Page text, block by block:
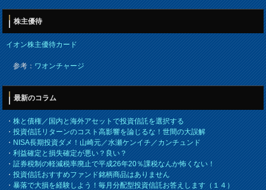
株主優待
イオン株主優待カード
参考：ワオンチャージ
最新のコラム
・株と債権／国内と海外アセットで投資信託を選択する
・投資信託リターンのコスト高影響を論じるな！世間の大誤解
・NISA長期投資ダメ！山崎元／水瀬ケンイチ／カンチュンド
・利益確定と損失確定が悪い？良い？
・証券税制の軽減税率廃止で平成26年20％課税なんか怖くない！
・投資信託おすすめファンド銘柄商品はありません
・暴落で大損を経験しよう！毎月分配型投資信託お答えします（１４）